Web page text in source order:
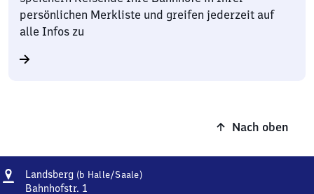
persönlichen Merkliste und greifen jederzeit auf
alle Infos zu
Nach oben
Adresse
Landsberg (b Halle/​Saale)Landsberg
Bahnhofstr. 1